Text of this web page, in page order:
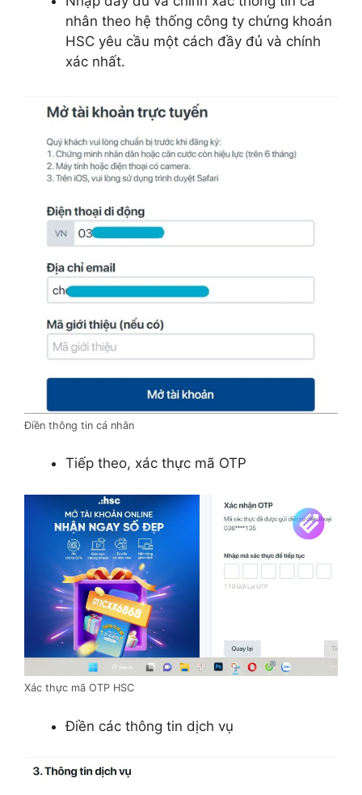
nhân theo hệ thống công ty chứng khoán
HSC yêu cầu một cách đầy đủ và chính
xác nhất.
Điền thông tin cá nhân
Tiếp theo, xác thực mã OTP
Xác thực mã OTP HSC
Điền các thông tin dịch vụ